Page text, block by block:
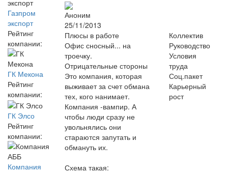
Газпром
экспорт
Рейтинг
компании:
ГК Мекона
Рейтинг
компании:
ГК Элсо
Рейтинг
компании:
Компания
Аноним
25/11/2013
Плюсы в работе
Офис сносный... на
троечку.
Отрицательные стороны
Это компания, которая
выживает за счет обмана
тех, кого нанимает.
Компания -вампир. А
чтобы люди сразу не
увольнялись они
стараются запутать и
обмануть их.
Схема такая:
Коллектив
Руководство
Условия
труда
Соц.пакет
Карьерный
рост